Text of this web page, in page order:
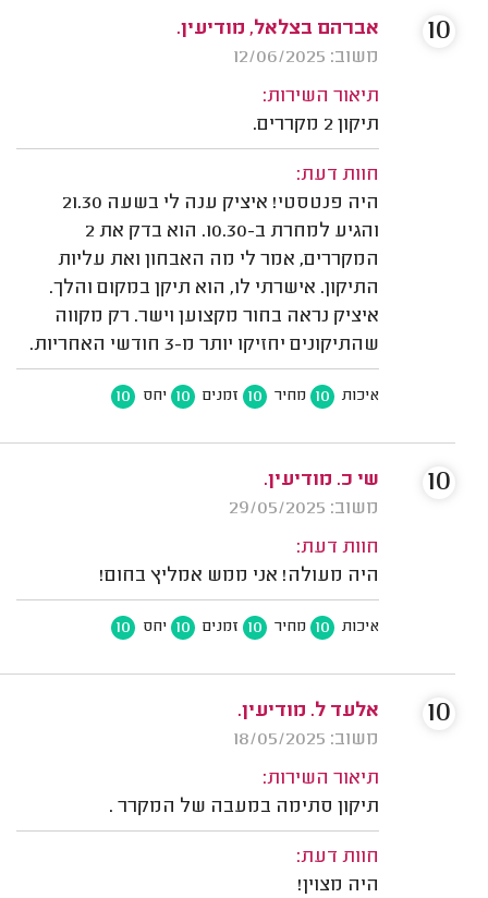
אברהם בצלאל, מודיעין.
משוב: 12/06/2025
תיאור השירות:
תיקון 2 מקררים.
חוות דעת:
היה פנטסטי! איציק ענה לי בשעה 21.30
והגיע למחרת ב-10.30. הוא בדק את 2
המקררים, אמר לי מה האבחון ואת עליות
התיקון. אישרתי לו, הוא תיקן במקום והלך.
איציק נראה בחור מקצוען וישר. רק מקווה
שהתיקונים יחזיקו יותר מ-3 חודשי האחריות.
איכות 10 מחיר 10 זמנים 10 יחס 10
10
שי כ. מודיעין.
משוב: 29/05/2025
חוות דעת:
היה מעולה! אני ממש אמליץ בחום!
איכות 10 מחיר 10 זמנים 10 יחס 10
10
אלעד ל. מודיעין.
משוב: 18/05/2025
תיאור השירות:
תיקון סתימה במעבה של המקרר .
חוות דעת:
היה מצוין!
10